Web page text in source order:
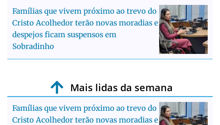
Famílias que vivem próximo ao trevo do
Cristo Acolhedor terão novas moradias e
despejos ficam suspensos em
Sobradinho
Mais lidas da semana
Famílias que vivem próximo ao trevo do
Cristo Acolhedor terão novas moradias e